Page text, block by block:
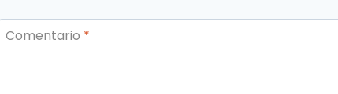
Comentario *